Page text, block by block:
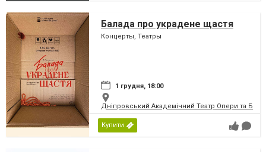
Балада про украдене щастя
Концерты, Театры
1 грудня, 18:00
Дніпровський Академічний Театр Опери та
Купити